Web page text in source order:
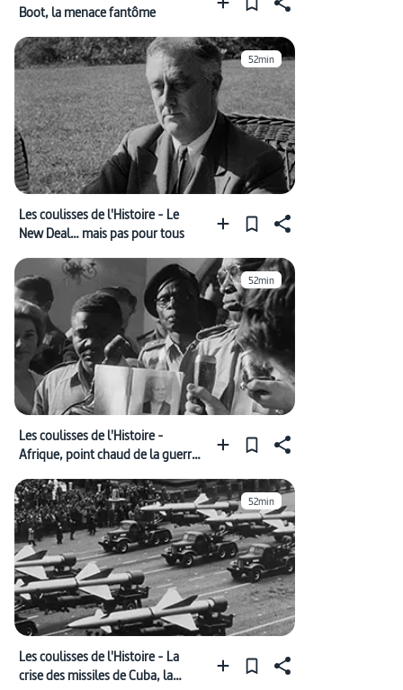
Boot, la menace fantôme
52min
Les coulisses de l'Histoire - Le
New Deal… mais pas pour tous
52min
Les coulisses de l'Histoire -
Afrique, point chaud de la guerre
52min
Les coulisses de l'Histoire - La
crise des missiles de Cuba, la